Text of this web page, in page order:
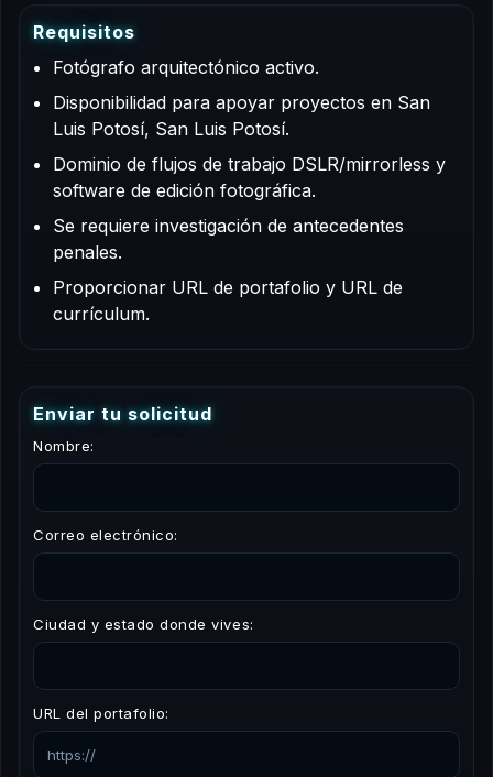
Requisitos
Fotógrafo arquitectónico activo.
Disponibilidad para apoyar proyectos en San
Luis Potosí, San Luis Potosí.
Dominio de flujos de trabajo DSLR/mirrorless y
software de edición fotográfica.
Se requiere investigación de antecedentes
penales.
Proporcionar URL de portafolio y URL de
currículum.
Enviar tu solicitud
Nombre:
Correo electrónico:
Ciudad y estado donde vives:
URL del portafolio: